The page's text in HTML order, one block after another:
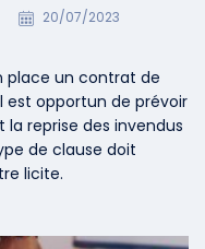
20/07/2023
place un contrat de
est opportun de prévoir
reprise des invendus
de clause doit
licite.